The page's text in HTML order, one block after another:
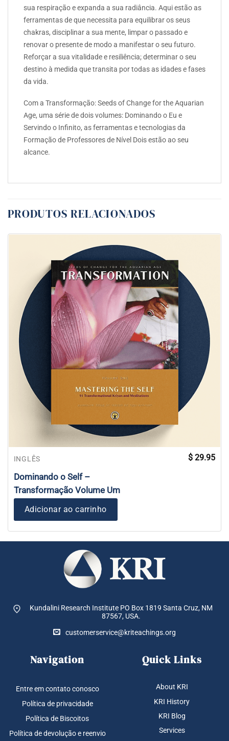
sua respiração e expanda a sua radiância. Aqui estão as
ferramentas de que necessita para equilibrar os seus
chakras, disciplinar a sua mente, limpar o passado e
renovar o presente de modo a manifestar o seu futuro.
Reforçar a sua vitalidade e resiliência; determinar o seu
destino à medida que transita por todas as idades e fases
da vida.
Com a Transformação: Seeds of Change for the Aquarian
Age, uma série de dois volumes: Dominando o Eu e
Servindo o Infinito, as ferramentas e tecnologias da
Formação de Professores de Nível Dois estão ao seu
alcance.
PRODUTOS RELACIONADOS
INGLÊS
Dominando o Self –
Transformação Volume Um
$ 29.95
Adicionar ao carrinho
Kundalini Research Institute PO Box 1819 Santa Cruz, NM
87567, USA.
customerservice@kriteachings.org
Navigation
Entre em contato conosco
Política de privacidade
Política de Biscoitos
Política de devolução e reenvio
Quick Links
About KRI
KRI History
KRI Blog
Services